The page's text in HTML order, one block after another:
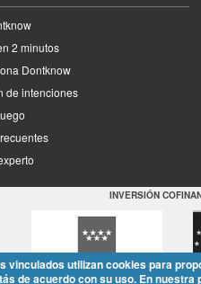
2 minutos
Dontknow
de intenciones
INVERSIÓN
vinculados utilizan cookies para
de acuerdo con su uso. En